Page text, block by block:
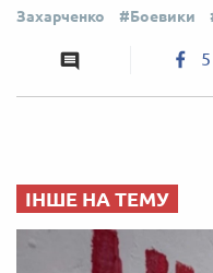
Захарченко
Боевики
5
ІНШЕ НА ТЕМУ